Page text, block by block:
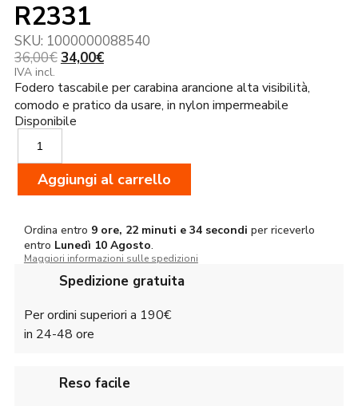
R2331
SKU: 1000000088540
36,00€Il
originale
era:
36,00€.
34,00€Il
attuale
è:
IVA incl.
Fodero tascabile per carabina arancione alta visibilità,
comodo e pratico da usare, in nylon impermeabile
Disponibile
Riserva
Fodero
Tascabile
Carabina
R2331
quantità
Aggiungi al carrello
Ordina entro 9 ore, 22 minuti e 34 secondi per riceverlo
entro Lunedì 10 Agosto.
Maggiori informazioni sulle spedizioni
Spedizione gratuita
Per ordini superiori a 190€
in 24-48 ore
Reso facile